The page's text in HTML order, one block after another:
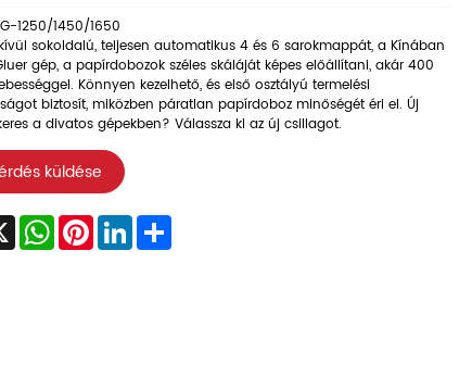
1250/1450/1650
sokoldalú, teljesen automatikus 4 és 6 sarokmappát, a Kínában
gép, a papírdobozok széles skáláját képes előállítani, akár 400
Könnyen kezelhető, és első osztályú termelési
biztosít, miközben páratlan papírdoboz minőségét éri el. Új
a divatos gépekben? Válassza ki az új csillagot.
küldése
X WhatsApp
PinterestLinkedInShare